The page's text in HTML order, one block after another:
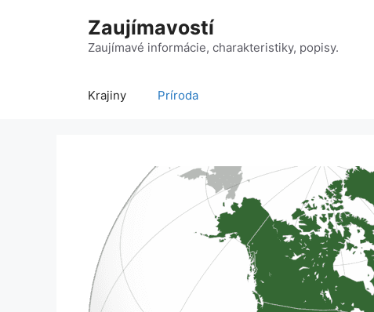
Zaujímavostí
Zaujímavé informácie, charakteristiky, popisy.
Krajiny Príroda